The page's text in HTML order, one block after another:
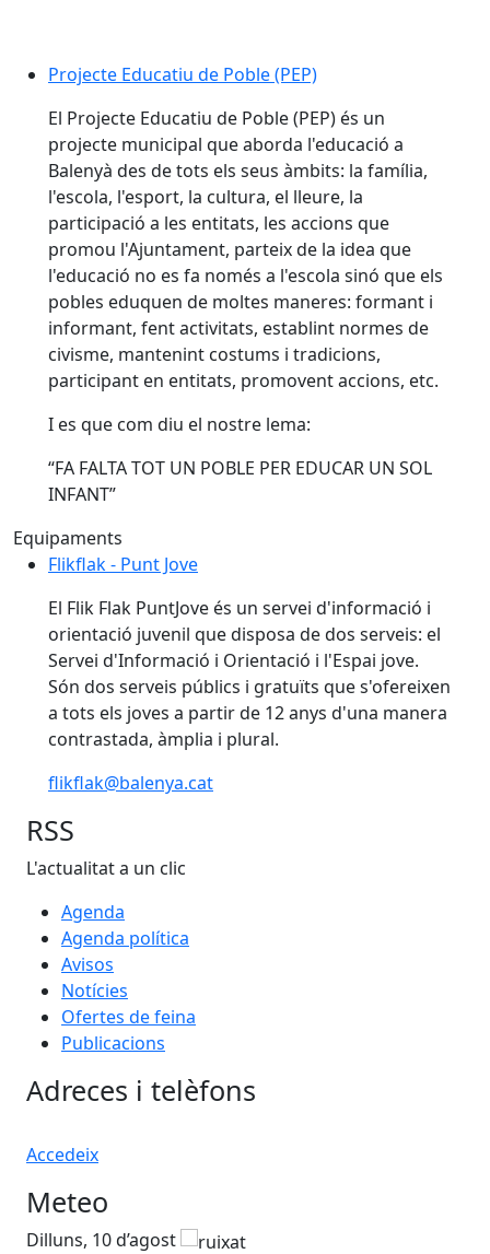
Projecte Educatiu de Poble (PEP)
Projecte Educatiu de Poble (PEP)
El Projecte Educatiu de Poble (PEP) és un
projecte municipal que aborda l'educació a
Balenyà des de tots els seus àmbits: la família,
l'escola, l'esport, la cultura, el lleure, la
participació a les entitats, les accions que
promou l'Ajuntament, parteix de la idea que
l'educació no es fa només a l'escola sinó que els
pobles eduquen de moltes maneres: formant i
informant, fent activitats, establint normes de
civisme, mantenint costums i tradicions,
participant en entitats, promovent accions, etc.
I es que com diu el nostre lema:
“FA FALTA TOT UN POBLE PER EDUCAR UN SOL
INFANT”
Equipaments
Flikflak - Punt Jove
Flikflak - Punt Jove
El Flik Flak PuntJove és un servei d'informació i
orientació juvenil que disposa de dos serveis: el
Servei d'Informació i Orientació i l'Espai jove.
Són dos serveis públics i gratuïts que s'ofereixen
a tots els joves a partir de 12 anys d'una manera
contrastada, àmplia i plural.
flikflak@balenya.cat
RSS
L'actualitat a un clic
Agenda
Agenda política
Avisos
Notícies
Ofertes de feina
Publicacions
Adreces i telèfons
Accedeix
Meteo
Dilluns, 10 d’agost